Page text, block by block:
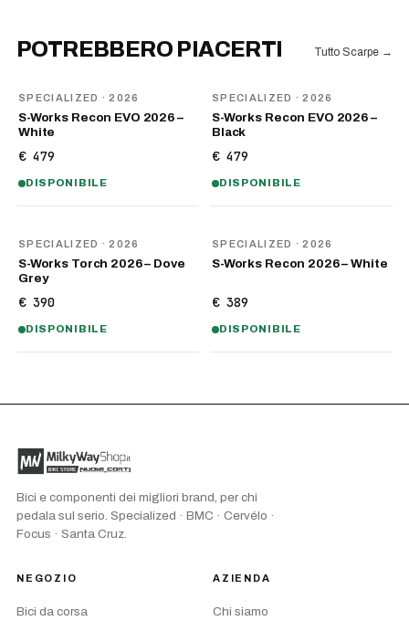
POTREBBERO PIACERTI Tutto Scarpe →
SPECIALIZED · 2026
S-Works Recon EVO 2026 –
White
€ 479
DISPONIBILE
SPECIALIZED · 2026
S-Works Recon EVO 2026 –
Black
€ 479
DISPONIBILE
SPECIALIZED · 2026
S-Works Torch 2026 – Dove
Grey
€ 390
DISPONIBILE
SPECIALIZED · 2026
S-Works Recon 2026 – White
€ 389
DISPONIBILE
Bici e componenti dei migliori brand, per chi
pedala sul serio. Specialized · BMC · Cervélo ·
Focus · Santa Cruz.
NEGOZIO
Bici da corsa
AZIENDA
Chi siamo